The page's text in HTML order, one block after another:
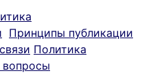
Принципы публикации
Политика